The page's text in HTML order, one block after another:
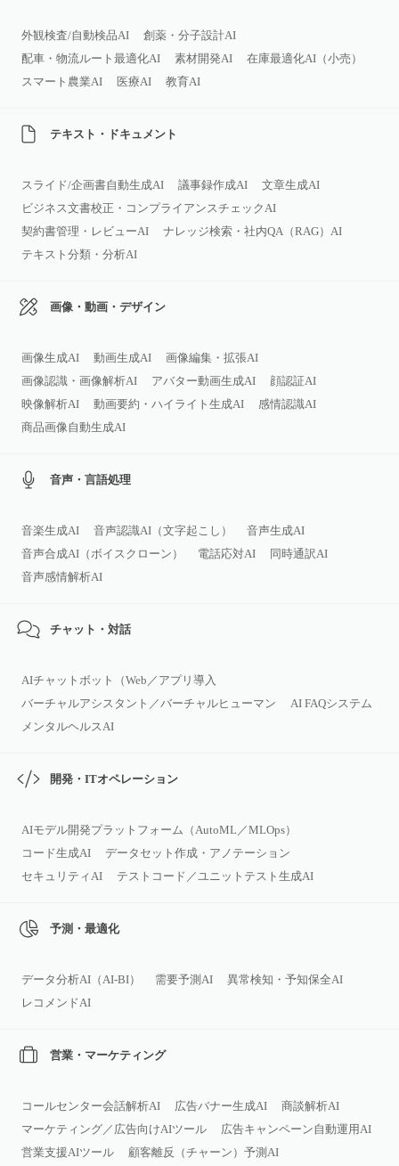
外観検査/自動検品AI
創薬・分子設計AI
配車・物流ルート最適化AI
素材開発AI
在庫最適化AI（小売）
スマート農業AI
医療AI 教育AI
テキスト・ドキュメント
スライド/企画書自動生成AI 議事録作成AI
文章生成AI
ビジネス文書校正・コンプライアンスチェックAI
契約書管理・レビューAI
ナレッジ検索・社内QA（RAG）AI
テキスト分類・分析AI
画像・動画・デザイン
画像生成AI 動画生成AI
画像編集・拡張AI
画像認識・画像解析AI
アバター動画生成AI
顔認証AI
映像解析AI
動画要約・ハイライト生成AI
感情認識AI
商品画像自動生成AI
音声・言語処理
音楽生成AI 音声認識AI（文字起こし）
音声生成AI
音声合成AI（ボイスクローン）
電話応対AI
同時通訳AI
音声感情解析AI
チャット・対話
AIチャットボット（Web／アプリ導入
バーチャルアシスタント／バーチャルヒューマン
AI FAQシステム
メンタルヘルスAI
開発・ITオペレーション
AIモデル開発プラットフォーム（AutoML／MLOps）
コード生成AI
データセット作成・アノテーション
セキュリティAI
テストコード／ユニットテスト生成AI
予測・最適化
データ分析AI（AI‑BI） 需要予測AI
異常検知・予知保全AI
レコメンドAI
営業・マーケティング
コールセンター会話解析AI 広告バナー生成AI
商談解析AI
マーケティング／広告向けAIツール
広告キャンペーン自動運用AI
営業支援AIツール
顧客離反（チャーン）予測AI